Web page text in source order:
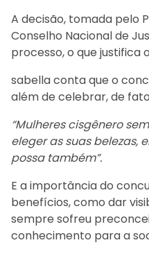
A decisão, tomada pelo
Conselho Nacional de
processo, o que justifica
sabella conta que o
além de celebrar, de
“Mulheres cisgênero
eleger as suas belezas,
possa também”.
E a importância do
benefícios, como dar
sempre sofreu
conhecimento para a